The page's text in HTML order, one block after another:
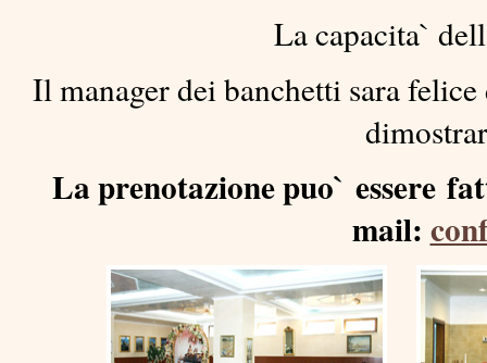
La capacita`
Il manager dei banchetti sara
La prenotazione puo` essere
mail: